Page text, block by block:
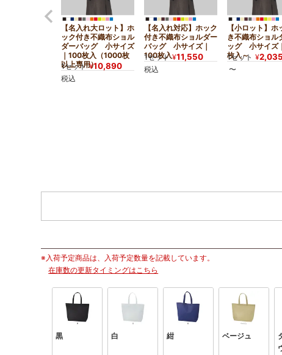
【名入れ大ロット】ホ
ック付き不織布ショル
ダーバッグ 小サイズ
｜100枚入（1000枚
以上専用）
1セット ¥10,890
税込
【名入れ対応】ホック
付き不織布ショルダー
バッグ 小サイズ｜
100枚入
1セット ¥11,550
税込
【小ロット】ホ
き不織布ショル
ッグ 小サイズ
枚入～
1セット ¥
〜
※入荷予定商品は、入荷予定数量を記載しています。
在庫数の更新タイミングはこちら
黒 白 紺 ベージュ